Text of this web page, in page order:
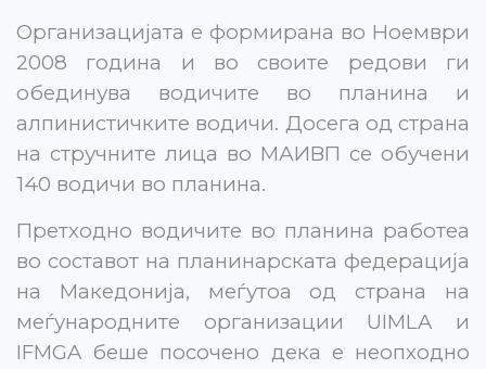
Организацијата е формирана во Ноември
2008 година и во своите редови ги
обединува водичите во планина и
алпинистичките водичи. Досега од страна
на стручните лица во МАИВП се обучени
140 водичи во планина.
Претходно водичите во планина работеа
во составот на планинарската федерација
на Македонија, меѓутоа од страна на
меѓународните организации UIMLA и
IFMGA беше посочено дека е неопходно